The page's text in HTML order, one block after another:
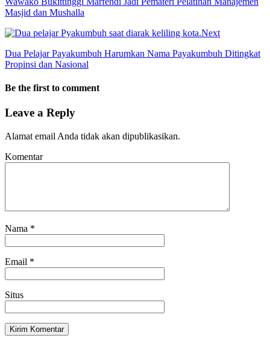
Masjid dan Mushalla
Next
Dua Pelajar Payakumbuh Harumkan Nama Payakumbuh Ditingkat
Propinsi dan Nasional
Be the first to comment
Leave a Reply
Alamat email Anda tidak akan dipublikasikan.
Komentar
Nama *
Email *
Situs